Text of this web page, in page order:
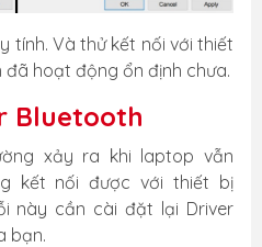
tính. Và thử kết nối với thiết
hoạt động ổn định chưa.
Bluetooth
xảy ra khi laptop vẫn
kết nối được với thiết bị
này cần cài đặt lại Driver
bạn.